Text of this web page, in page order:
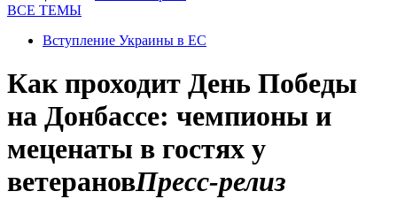
ВСЕ ТЕМЫ
Вступление Украины в ЕС
Как проходит День Победы
на Донбассе: чемпионы и
меценаты в гостях у
ветерановПресс-релиз